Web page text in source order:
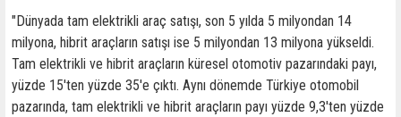
"Dünyada tam elektrikli araç satışı, son 5 yılda 5 milyondan 14
milyona, hibrit araçların satışı ise 5 milyondan 13 milyona yükseldi.
Tam elektrikli ve hibrit araçların küresel otomotiv pazarındaki payı,
yüzde 15'ten yüzde 35'e çıktı. Aynı dönemde Türkiye otomobil
pazarında, tam elektrikli ve hibrit araçların payı yüzde 9,3'ten yüzde